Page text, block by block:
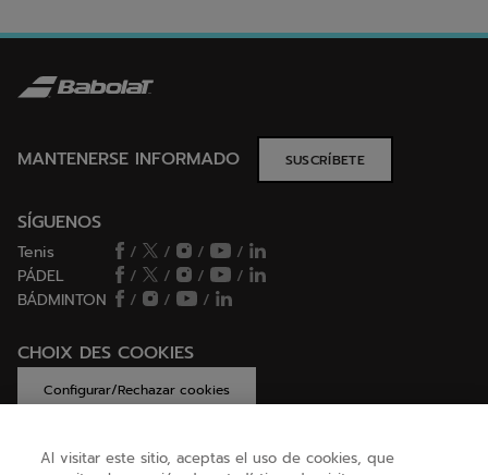
MANTENERSE INFORMADO SUSCRÍBETE
SÍGUENOS
Tenis / / /
/
PÁDEL
/ / /
/
BÁDMINTON
/ / /
CHOIX DES COOKIES
Configurar/Rechazar cookies
Al visitar este sitio, aceptas el uso de cookies, que